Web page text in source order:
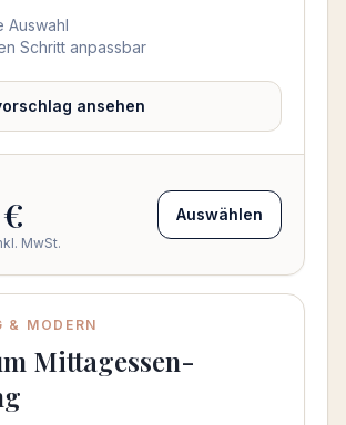
Auswahl
Schritt anpassbar
ansehen
MwSt.
Auswählen
& MODERN
Mittagessen-